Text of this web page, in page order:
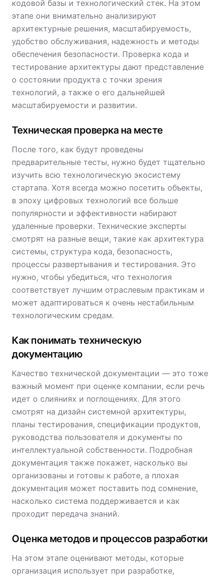
кодовой базы и технологический стек. На этом
этапе они внимательно анализируют
архитектурные решения, масштабируемость,
удобство обслуживания, надежность и методы
обеспечения безопасности. Проверка кода и
тестирование архитектуры дают представление
о состоянии продукта с точки зрения
технологий, а также о его дальнейшей
масштабируемости и развитии.
Техническая проверка на месте
После того, как будут проведены
предварительные тесты, нужно будет тщательно
изучить всю технологическую экосистему
стартапа. Хотя всегда можно посетить объекты,
в эпоху цифровых технологий все больше
популярности и эффективности набирают
удаленные проверки. Технические эксперты
смотрят на разные вещи, такие как архитектура
системы, структура кода, безопасность,
процессы развертывания и тестирования. Это
нужно, чтобы убедиться, что технология
соответствует лучшим отраслевым практикам и
может адаптироваться к очень нестабильным
технологическим средам.
Как понимать техническую
документацию
Качество технической документации — это тоже
важный момент при оценке компании, если речь
идет о слияниях и поглощениях. Для этого
смотрят на дизайн системной архитектуры,
планы тестирования, спецификации продуктов,
руководства пользователя и документы по
интеллектуальной собственности. Подробная
документация также покажет, насколько вы
организованы и готовы к работе, а плохая
документация может поставить под сомнение,
насколько система поддерживается и как
проходит передача знаний.
Оценка методов и процессов разработки
На этом этапе оценивают методы, которые
организация использует при разработке,